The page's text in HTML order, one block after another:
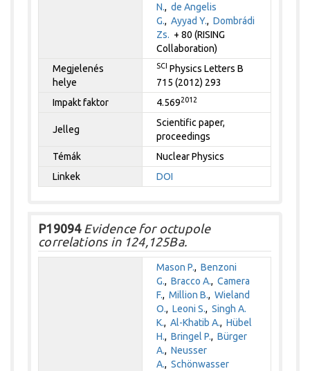
N.,de Angelis
G.,Ayyad Y.,Dombrádi
Zs. + 80 (RISING
Collaboration)
Megjelenés
helye
SCI Physics Letters B
715 (2012) 293
Impakt faktor
4.5692012
Jelleg
Scientific paper,
proceedings
Témák
Nuclear Physics
Linkek
DOI
P19094Evidence for octupole
correlations in 124,125Ba.
Mason P.,Benzoni
G.,Bracco A.,Camera
F.,Million B.,Wieland
O.,Leoni S.,Singh A.
K.,Al-Khatib A.,Hübel
H.,Bringel P.,Bürger
A.,Neusser
A.,Schönwasser